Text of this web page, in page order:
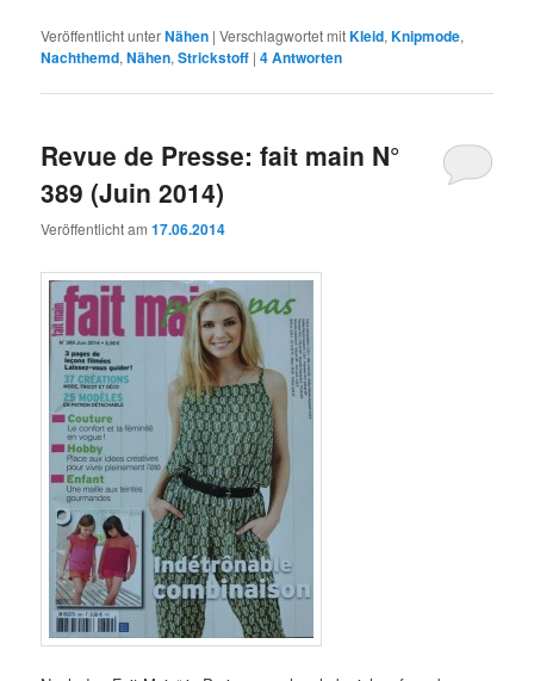
Veröffentlicht unterNähen |Verschlagwortet mitKleid,Knipmode,
Nachthemd,Nähen,Strickstoff |4Antworten
Revue de Presse: fait main N°
389 (Juin 2014)
Veröffentlicht am17.06.2014